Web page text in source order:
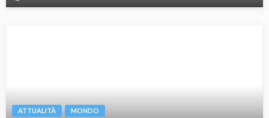
ATTUALITÀ MONDO